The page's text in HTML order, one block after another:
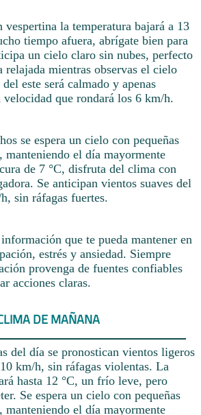
la temperatura bajará a 13
tiempo afuera, abrígate bien para
un cielo claro sin nubes, perfecto
relajada mientras observas el cielo
este será calmado y apenas
que rondará los 6 km/h.
se espera un cielo con pequeñas
manteniendo el día mayormente
de 7 °C, disfruta del clima con
Se anticipan vientos suaves del
sin ráfagas fuertes.
que te pueda mantener en
estrés y ansiedad. Siempre
provenga de fuentes confiables
acciones claras.
DE MAÑANA
del día se pronostican vientos ligeros
km/h, sin ráfagas violentas. La
hasta 12 °C, un frío leve, pero
Se espera un cielo con pequeñas
manteniendo el día mayormente